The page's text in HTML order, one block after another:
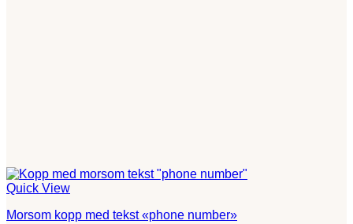
Quick View
Morsom kopp med tekst «phone number»